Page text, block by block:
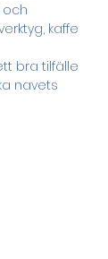
och
kaffe
bra tilfälle
navets